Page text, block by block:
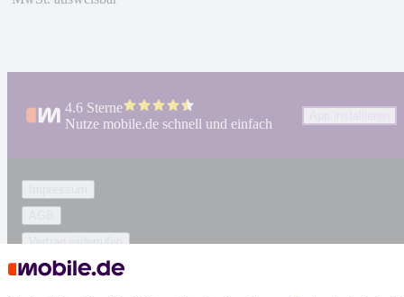
4.6 Sterne
Nutze mobile.de schnell und einfach
Vertrag widerrufen
Datenschutz